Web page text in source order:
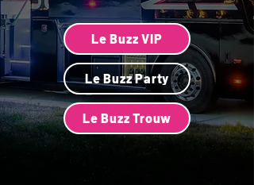
Le Buzz VIP
Le Buzz Party
Le Buzz Trouw